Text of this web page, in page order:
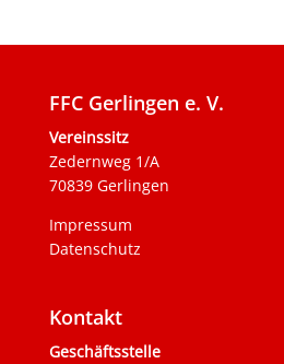
FFC Gerlingen e. V.
Vereinssitz
Zedernweg 1/A
70839 Gerlingen
Impressum
Datenschutz
Kontakt
Geschäftsstelle